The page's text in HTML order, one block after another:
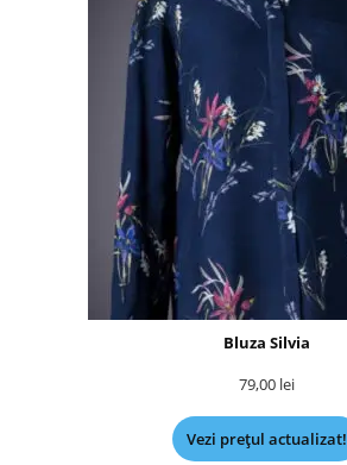
Bluza Silvia
79,00 lei
Vezi prețul actualizat!